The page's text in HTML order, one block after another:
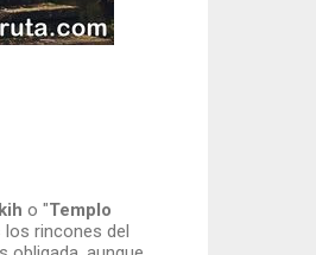
o "Templo
rincones del